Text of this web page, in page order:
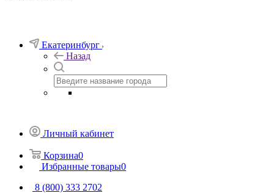
Екатеринбург
Назад
Личный кабинет
Корзина0
Избранные товары0
8 (800) 333 2702